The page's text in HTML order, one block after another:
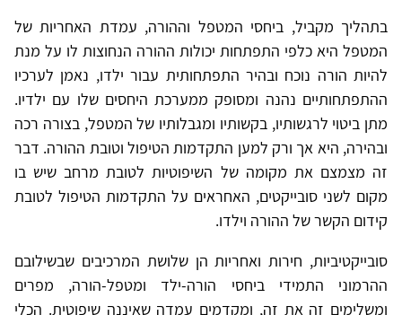
בתהליך מקביל, ביחסי המטפל וההורה, עמדת האחריות של
המטפל היא כלפי התפתחות יכולות ההורה הנחוצות לו על מנת
להיות הורה נוכח ובהיר התפתחותית עבור ילדו, נאמן לערכיו
ההתפתחותיים נהנה ומסופק ממערכת היחסים שלו עם ילדיו.
מתן ביטוי לרגשותיו, בקשותיו ומגבלותיו של המטפל, בצורה רכה
ובהירה, היא אך ורק למען התקדמות הטיפול וטובת ההורה. דבר
זה מצמצם את מקומה של השיפוטיות לטובת מרחב שיש בו
מקום לשני סובייקטים, האחראים על התקדמות הטיפול לטובת
קידום הקשר של ההורה וילדו.
סובייקטיביות, חירות ואחריות הן שלושת המרכיבים שבשילובם
ההרמוני התמידי ביחסי הורה-ילד ומטפל-הורה, מפרים
ומשלימים זה את זה, ומקדמים עמדה שאיננה שיפוטית. הכלי